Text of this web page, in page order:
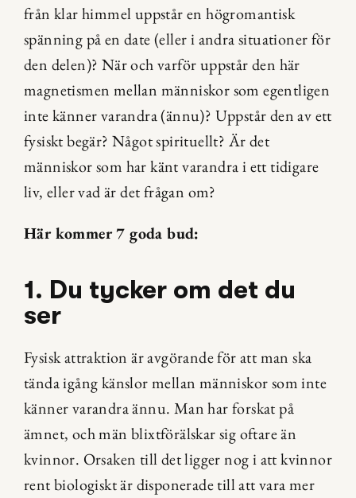
från klar himmel uppstår en högromantisk
spänning på en date (eller i andra situationer för
den delen)? När och varför uppstår den här
magnetismen mellan människor som egentligen
inte känner varandra (ännu)? Uppstår den av ett
fysiskt begär? Något spirituellt? Är det
människor som har känt varandra i ett tidigare
liv, eller vad är det frågan om?
Här kommer 7 goda bud:
1. Du tycker om det du
ser
Fysisk attraktion är avgörande för att man ska
tända igång känslor mellan människor som inte
känner varandra ännu. Man har forskat på
ämnet, och män blixtförälskar sig oftare än
kvinnor. Orsaken till det ligger nog i att kvinnor
rent biologiskt är disponerade till att vara mer